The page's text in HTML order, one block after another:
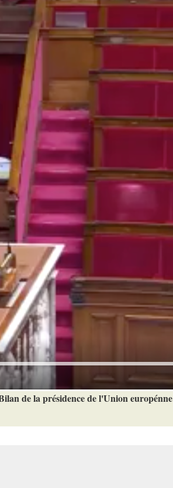
de la présidence de l'Union europénne